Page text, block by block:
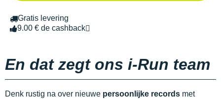
Gratis levering
9.00 € de cashback
En dat zegt ons i-Run team
Denk rustig na over nieuwe persoonlijke records met